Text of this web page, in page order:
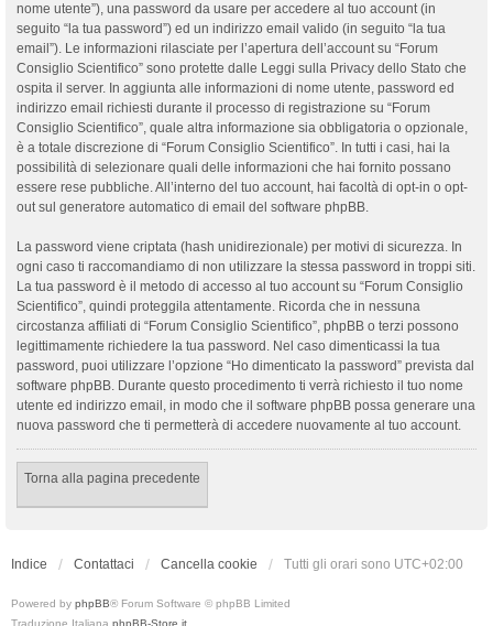
nome utente”), una password da usare per accedere al tuo account (in
seguito “la tua password”) ed un indirizzo email valido (in seguito “la tua
email”). Le informazioni rilasciate per l’apertura dell’account su “Forum
Consiglio Scientifico” sono protette dalle Leggi sulla Privacy dello Stato che
ospita il server. In aggiunta alle informazioni di nome utente, password ed
indirizzo email richiesti durante il processo di registrazione su “Forum
Consiglio Scientifico”, quale altra informazione sia obbligatoria o opzionale,
è a totale discrezione di “Forum Consiglio Scientifico”. In tutti i casi, hai la
possibilità di selezionare quali delle informazioni che hai fornito possano
essere rese pubbliche. All’interno del tuo account, hai facoltà di opt-in o opt-
out sul generatore automatico di email del software phpBB.
La password viene criptata (hash unidirezionale) per motivi di sicurezza. In
ogni caso ti raccomandiamo di non utilizzare la stessa password in troppi siti.
La tua password è il metodo di accesso al tuo account su “Forum Consiglio
Scientifico”, quindi proteggila attentamente. Ricorda che in nessuna
circostanza affiliati di “Forum Consiglio Scientifico”, phpBB o terzi possono
legittimamente richiedere la tua password. Nel caso dimenticassi la tua
password, puoi utilizzare l’opzione “Ho dimenticato la password” prevista dal
software phpBB. Durante questo procedimento ti verrà richiesto il tuo nome
utente ed indirizzo email, in modo che il software phpBB possa generare una
nuova password che ti permetterà di accedere nuovamente al tuo account.
Torna alla pagina precedente
Indice Contattaci Cancella cookie Tutti gli orari sono UTC+02:00
Powered by phpBB® Forum Software © phpBB Limited
Traduzione Italiana phpBB-Store.it